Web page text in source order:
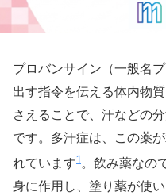
プロバンサイン（一般名
出す指令を伝える体内物
さえることで、汗などの
です。多汗症は、この薬
れています1。飲み薬なの
身に作用し、塗り薬が使